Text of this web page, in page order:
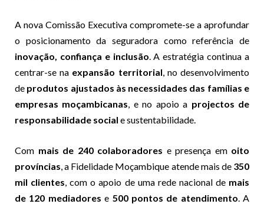
A nova Comissão Executiva compromete-se a aprofundar
o posicionamento da seguradora como referência de
inovação, confiança e inclusão. A estratégia continua a
centrar-se na expansão territorial, no desenvolvimento
de produtos ajustados às necessidades das famílias e
empresas moçambicanas, e no apoio a projectos de
responsabilidade social e sustentabilidade.
Com mais de 240 colaboradores e presença em oito
províncias, a Fidelidade Moçambique atende mais de 350
mil clientes, com o apoio de uma rede nacional de mais
de 120 mediadores e 500 pontos de atendimento. A